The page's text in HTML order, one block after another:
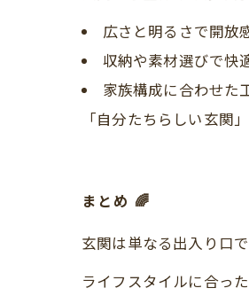
広さと明るさで開放
収納や素材選びで快
家族構成に合わせた
「自分たちらしい玄関
まとめ 🌈
玄関は単なる出入り口
ライフスタイルに合っ